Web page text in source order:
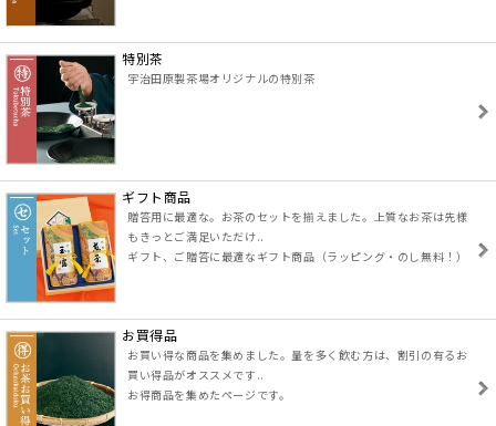
特別茶
宇治田原製茶場オリジナルの特別茶
ギフト商品
贈答用に最適な。お茶のセットを揃えました。上質なお茶は先様
もきっとご満足いただけ..
ギフト、ご贈答に最適なギフト商品（ラッピング・のし無料！）
お買得品
お買い得な商品を集めました。量を多く飲む方は、割引の有るお
買い得品がオススメです..
お得商品を集めたページです。